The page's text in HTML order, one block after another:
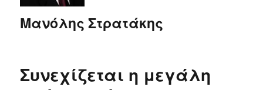
Μανόλης Στρατάκης
Συνεχίζεται η μεγάλη